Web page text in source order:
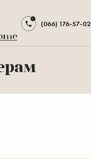
(066) 176-57-02